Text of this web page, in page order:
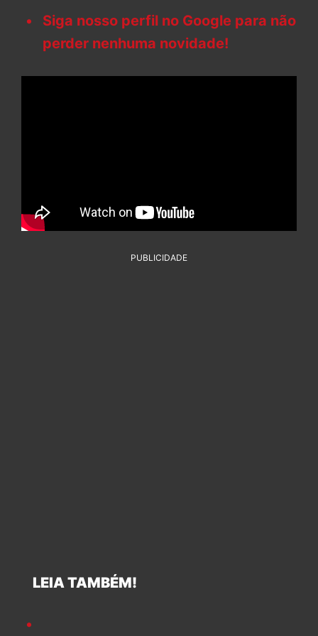
Siga nosso perfil no Google para não
perder nenhuma novidade!
PUBLICIDADE
LEIA TAMBÉM!